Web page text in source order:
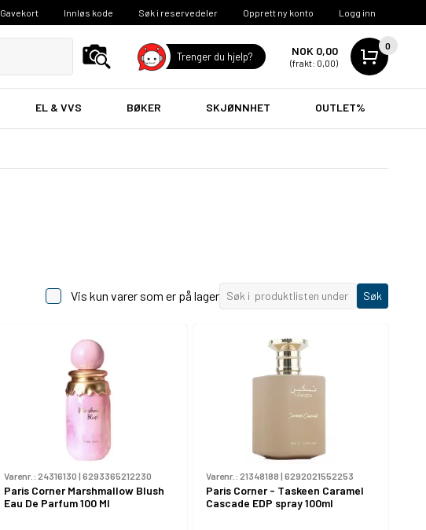
Gavekort Innløs kode Søk i reservedeler Opprett ny konto Logg inn
Trenger du hjelp? NOK 0,00
(frakt: 0,00)
0
EL & VVS BØKER SKJØNNHET OUTLET%
Vis kun varer som er på lager Søk
Varenr.: 24316130 | 6293365212230
Paris Corner Marshmallow Blush
Eau De Parfum 100 Ml
Varenr.: 21348188 | 6292021552253
Paris Corner - Taskeen Caramel
Cascade EDP spray 100ml